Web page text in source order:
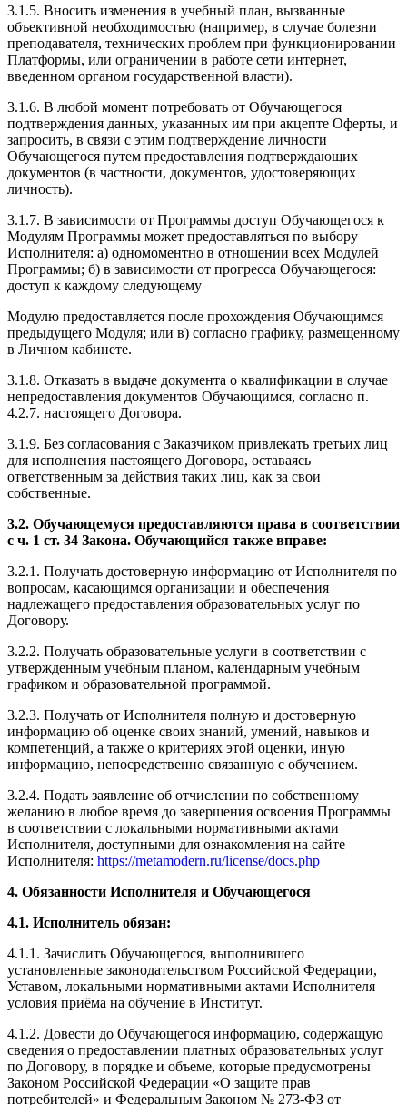
3.1.5. Вносить изменения в учебный план, вызванные
объективной необходимостью (например, в случае болезни
преподавателя, технических проблем при функционировании
Платформы, или ограничении в работе сети интернет,
введенном органом государственной власти).
3.1.6. В любой момент потребовать от Обучающегося
подтверждения данных, указанных им при акцепте Оферты, и
запросить, в связи с этим подтверждение личности
Обучающегося путем предоставления подтверждающих
документов (в частности, документов, удостоверяющих
личность).
3.1.7. В зависимости от Программы доступ Обучающегося к
Модулям Программы может предоставляться по выбору
Исполнителя: а) одномоментно в отношении всех Модулей
Программы; б) в зависимости от прогресса Обучающегося:
доступ к каждому следующему
Модулю предоставляется после прохождения Обучающимся
предыдущего Модуля; или в) согласно графику, размещенному
в Личном кабинете.
3.1.8. Отказать в выдаче документа о квалификации в случае
непредоставления документов Обучающимся, согласно п.
4.2.7. настоящего Договора.
3.1.9. Без согласования с Заказчиком привлекать третьих лиц
для исполнения настоящего Договора, оставаясь
ответственным за действия таких лиц, как за свои
собственные.
3.2. Обучающемуся предоставляются права в соответствии
с ч. 1 ст. 34 Закона. Обучающийся также вправе:
3.2.1. Получать достоверную информацию от Исполнителя по
вопросам, касающимся организации и обеспечения
надлежащего предоставления образовательных услуг по
Договору.
3.2.2. Получать образовательные услуги в соответствии с
утвержденным учебным планом, календарным учебным
графиком и образовательной программой.
3.2.3. Получать от Исполнителя полную и достоверную
информацию об оценке своих знаний, умений, навыков и
компетенций, а также о критериях этой оценки, иную
информацию, непосредственно связанную с обучением.
3.2.4. Подать заявление об отчислении по собственному
желанию в любое время до завершения освоения Программы
в соответствии с локальными нормативными актами
Исполнителя, доступными для ознакомления на сайте
Исполнителя: https://metamodern.ru/license/docs.php
4. Обязанности Исполнителя и Обучающегося
4.1. Исполнитель обязан:
4.1.1. Зачислить Обучающегося, выполнившего
установленные законодательством Российской Федерации,
Уставом, локальными нормативными актами Исполнителя
условия приёма на обучение в Институт.
4.1.2. Довести до Обучающегося информацию, содержащую
сведения о предоставлении платных образовательных услуг
по Договору, в порядке и объеме, которые предусмотрены
Законом Российской Федерации «О защите прав
потребителей» и Федеральным Законом № 273-ФЗ от